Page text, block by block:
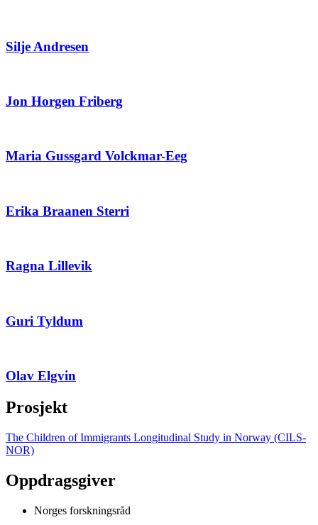
Silje Andresen
Jon Horgen Friberg
Maria Gussgard Volckmar-Eeg
Erika Braanen Sterri
Ragna Lillevik
Guri Tyldum
Olav Elgvin
Prosjekt
The Children of Immigrants Longitudinal Study in Norway (CILS-
NOR)
Oppdragsgiver
Norges forskningsråd